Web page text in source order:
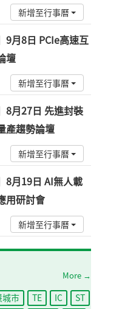
新增至行事曆
9月8日 PCIe高速互
壇
新增至行事曆
8月27日 先進封裝
產趨勢論壇
新增至行事曆
8月19日 AI無人載
用研討會
新增至行事曆
More →
城市 TE IC
ST